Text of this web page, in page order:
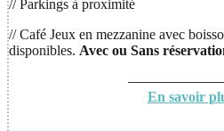
// Parkings à proximité
// Café Jeux en mezzanine avec
disponibles. Avec ou Sans
En savoir